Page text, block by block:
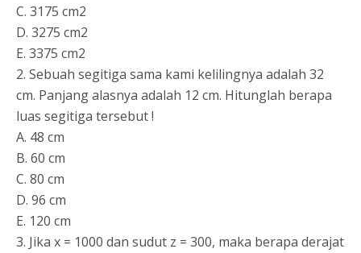
C. 3175 cm2
D. 3275 cm2
E. 3375 cm2
2. Sebuah segitiga sama kami kelilingnya adalah 32
cm. Panjang alasnya adalah 12 cm. Hitunglah berapa
luas segitiga tersebut !
A. 48 cm
B. 60 cm
C. 80 cm
D. 96 cm
E. 120 cm
3. Jika x = 1000 dan sudut z = 300, maka berapa derajat